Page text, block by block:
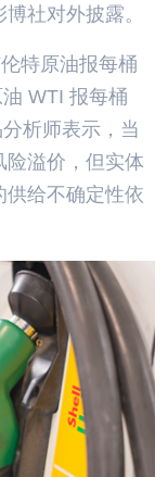
社对外披露。
特原油报每桶
WTI 报每桶
析师表示，当
险溢价，但实体
供给不确定性依